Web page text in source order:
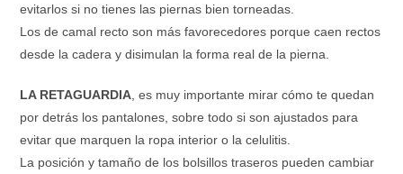
evitarlos si no tienes las piernas bien torneadas.
Los de camal recto son más favorecedores porque caen rectos
desde la cadera y disimulan la forma real de la pierna.
LA RETAGUARDIA , es muy importante mirar cómo te quedan
por detrás los pantalones, sobre todo si son ajustados para
evitar que marquen la ropa interior o la celulitis.
La posición y tamaño de los bolsillos traseros pueden cambiar